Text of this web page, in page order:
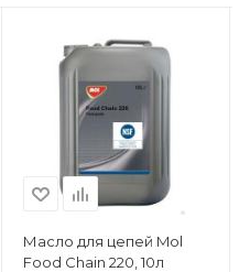
Масло для цепей Mol
Food Chain 220, 10л